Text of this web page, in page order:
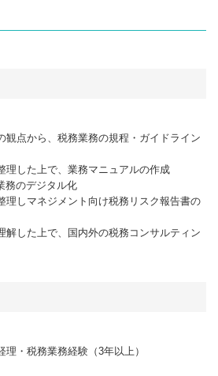
観点から、税務業務の規程・ガイドライン
理した上で、業務マニュアルの作成
務のデジタル化
理しマネジメント向け税務リスク報告書の
解した上で、国内外の税務コンサルティン
・税務業務経験（3年以上）